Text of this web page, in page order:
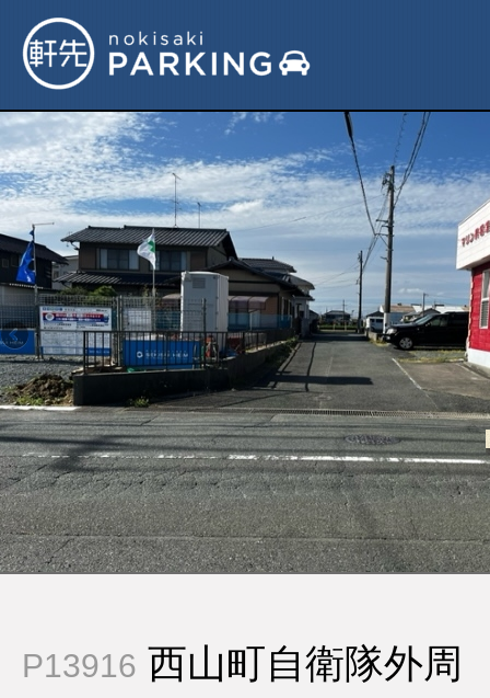
P13916 西山町自衛隊外周